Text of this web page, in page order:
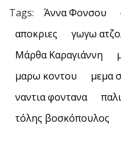
Tags: Άννα Φονσου
αποκριες
γωγω
Μάρθα Καραγιάννη
μαρω κοντου
μεμα
ναντια φοντανα
τόλης βοσκόπουλος